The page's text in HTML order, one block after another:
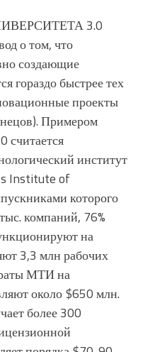
3.0
о том, что
создающие
гораздо быстрее тех
проекты
Примером
институт
Institute of
которого
компаний, 76%
на
3,3 млн рабочих
МТИ на
около $650 млн.
более 300